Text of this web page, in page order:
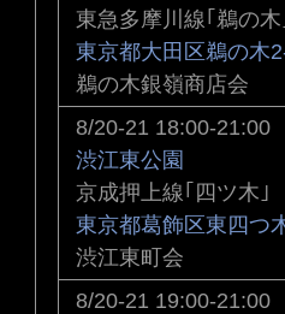
東急多摩川線｢鵜の木
東京都大田区鵜の木
鵜の木銀嶺商店会
8/20-21 18:00-21:00
渋江東公園
京成押上線｢四ツ木｣
東京都葛飾区東四つ
渋江東町会
8/20-21 19:00-21:00